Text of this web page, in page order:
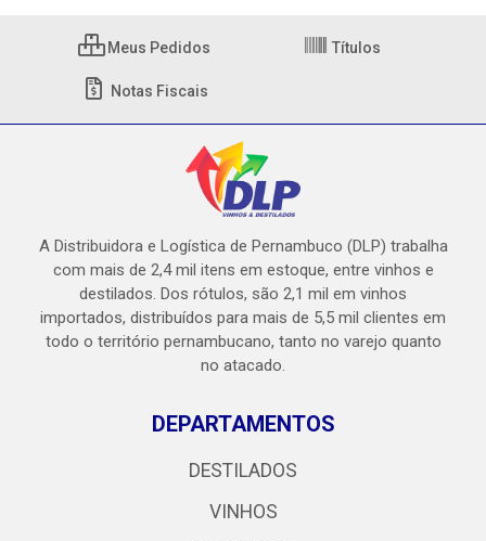
Meus Pedidos Títulos
Notas Fiscais
A Distribuidora e Logística de Pernambuco (DLP) trabalha
com mais de 2,4 mil itens em estoque, entre vinhos e
destilados. Dos rótulos, são 2,1 mil em vinhos
importados, distribuídos para mais de 5,5 mil clientes em
todo o território pernambucano, tanto no varejo quanto
no atacado.
DEPARTAMENTOS
DESTILADOS
VINHOS